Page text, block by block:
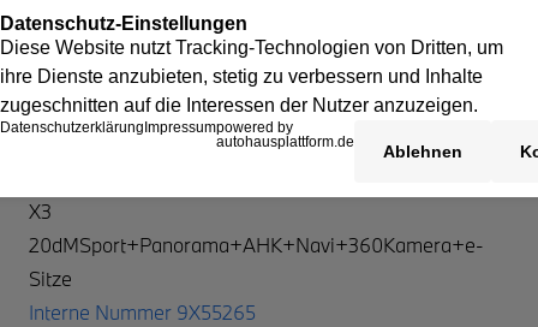
X3
20dMSport+Panorama+AHK+Navi+360Kamera+e-
Sitze
Interne Nummer 9X55265